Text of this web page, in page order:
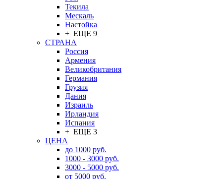
Текила
Мескаль
Настойка
+ ЕЩЕ 9
СТРАНА
Россия
Армения
Великобритания
Германия
Грузия
Дания
Израиль
Ирландия
Испания
+ ЕЩЕ 3
ЦЕНА
до 1000 руб.
1000 - 3000 руб.
3000 - 5000 руб.
от 5000 руб.